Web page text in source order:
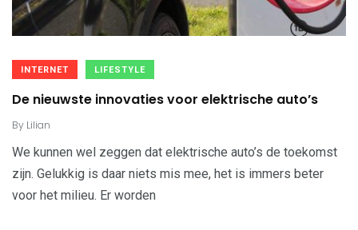
INTERNET LIFESTYLE
De nieuwste innovaties voor elektrische auto’s
By Lilian
We kunnen wel zeggen dat elektrische auto’s de toekomst
zijn. Gelukkig is daar niets mis mee, het is immers beter
voor het milieu. Er worden